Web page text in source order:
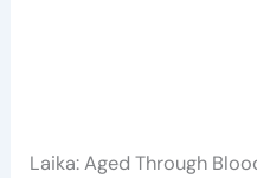
Laika: Aged Through